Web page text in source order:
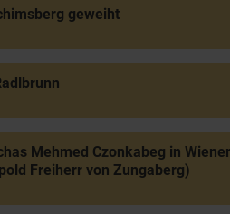
geweiht
Mehmed Czonkabeg in Wiener
Freiherr von Zungaberg)